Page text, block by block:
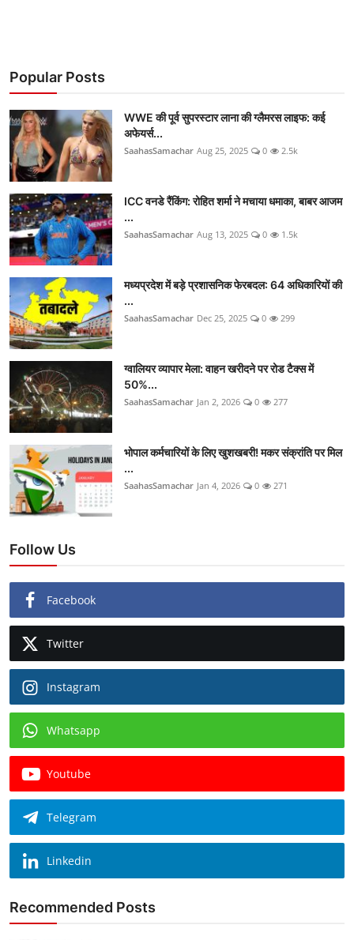
Popular Posts
WWE की पूर्व सुपरस्टार लाना की ग्लैमरस लाइफ: कई
अफेयर्स...
SaahasSamachar Aug 25, 2025 0 2.5k
ICC वनडे रैंकिंग: रोहित शर्मा ने मचाया धमाका, बाबर आजम
...
SaahasSamachar Aug 13, 2025 0 1.5k
मध्यप्रदेश में बड़े प्रशासनिक फेरबदल: 64 अधिकारियों की
...
SaahasSamachar Dec 25, 2025 0 299
ग्वालियर व्यापार मेला: वाहन खरीदने पर रोड टैक्स में
50%...
SaahasSamachar Jan 2, 2026 0 277
भोपाल कर्मचारियों के लिए खुशखबरी! मकर संक्रांति पर मिल
...
SaahasSamachar Jan 4, 2026 0 271
Follow Us
Facebook
Twitter
Instagram
Whatsapp
Youtube
Telegram
Linkedin
Recommended Posts